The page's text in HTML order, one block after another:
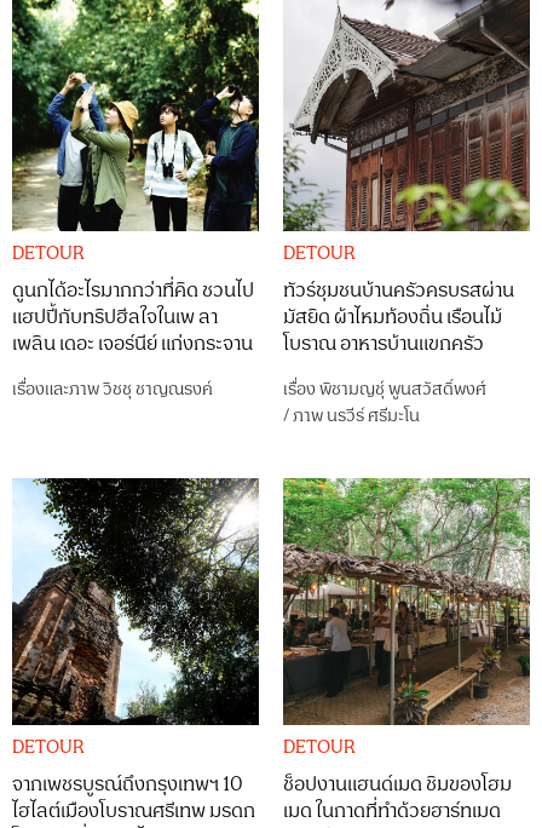
DETOUR
ดูนกได้อะไรมากกว่าที่คิด ชวนไป
แฮปปี้กับทริปฮีลใจในเพ ลา
เพลิน เดอะ เจอร์นีย์ แก่งกระจาน
เรื่องและภาพวิชชุ ชาญณรงค์
DETOUR
ทัวร์ชุมชนบ้านครัวครบรสผ่าน
มัสยิด ผ้าไหมท้องถิ่น เรือนไม้
โบราณ อาหารบ้านแขกครัว
เรื่องพิชามญชุ์ พูนสวัสดิ์พงศ์
/ภาพนรวีร์ ศรีมะโน
DETOUR
จากเพชรบูรณ์ถึงกรุงเทพฯ 10
ไฮไลต์เมืองโบราณศรีเทพ มรดก
DETOUR
ช็อปงานแฮนด์เมด ชิมของโฮม
เมด ในกาดที่ทำด้วยฮาร์ทเมด